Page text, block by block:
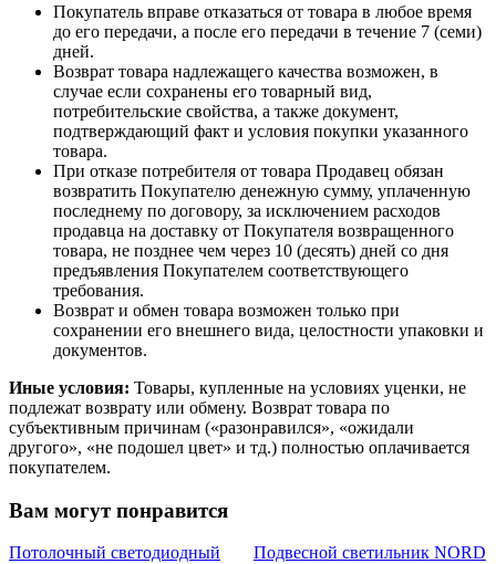
Покупатель вправе отказаться от товара в любое время
до его передачи, а после его передачи в течение 7 (семи)
дней.
Возврат товара надлежащего качества возможен, в
случае если сохранены его товарный вид,
потребительские свойства, а также документ,
подтверждающий факт и условия покупки указанного
товара.
При отказе потребителя от товара Продавец обязан
возвратить Покупателю денежную сумму, уплаченную
последнему по договору, за исключением расходов
продавца на доставку от Покупателя возвращенного
товара, не позднее чем через 10 (десять) дней со дня
предъявления Покупателем соответствующего
требования.
Возврат и обмен товара возможен только при
сохранении его внешнего вида, целостности упаковки и
документов.
Иные условия: Товары, купленные на условиях уценки, не
подлежат возврату или обмену. Возврат товара по
субъективным причинам («разонравился», «ожидали
другого», «не подошел цвет» и тд.) полностью оплачивается
покупателем.
Вам могут понравится
Потолочный светодиодный
Подвесной светильник NORD